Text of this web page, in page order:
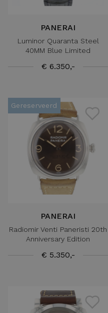
PANERAI
Luminor Quaranta Steel
40MM Blue Limited
€ 6.350,-
Gereserveerd
PANERAI
Radiomir Venti Paneristi 20th
Anniversary Edition
€ 5.350,-